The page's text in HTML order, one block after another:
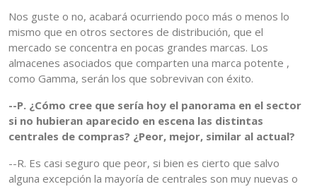
Nos guste o no, acabará ocurriendo poco más o menos lo
mismo que en otros sectores de distribución, que el
mercado se concentra en pocas grandes marcas. Los
almacenes asociados que comparten una marca potente ,
como Gamma, serán los que sobrevivan con éxito.
--P. ¿Cómo cree que sería hoy el panorama en el sector
si no hubieran aparecido en escena las distintas
centrales de compras? ¿Peor, mejor, similar al actual?
--R. Es casi seguro que peor, si bien es cierto que salvo
alguna excepción la mayoría de centrales son muy nuevas o